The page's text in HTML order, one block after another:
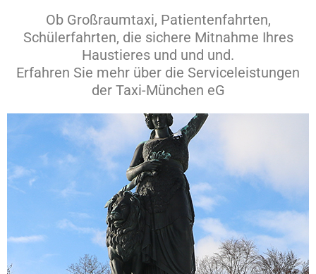
Ob Großraumtaxi, Patientenfahrten,
Schülerfahrten, die sichere Mitnahme Ihres
Haustieres und und und.
Erfahren Sie mehr über die Serviceleistungen
der Taxi-München eG